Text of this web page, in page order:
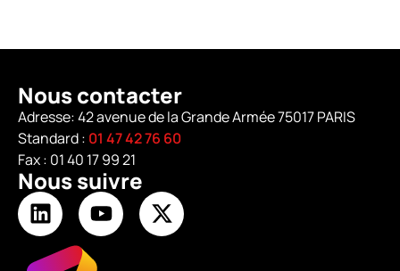
Nous contacter
Adresse: 42 avenue de la Grande Armée 75017 PARIS
Standard : 01 47 42 76 60
Fax : 01 40 17 99 21
Nous suivre